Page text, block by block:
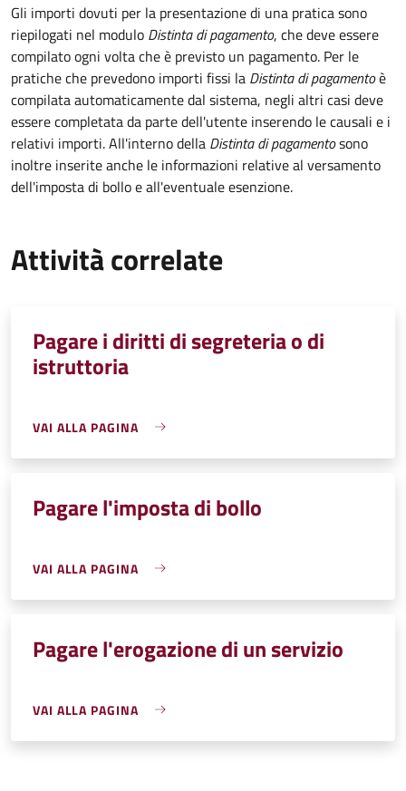
Gli importi dovuti per la presentazione di una pratica sono
riepilogati nel modulo Distinta di pagamento, che deve essere
compilato ogni volta che è previsto un pagamento. Per le
pratiche che prevedono importi fissi la Distinta di pagamentoè
compilata automaticamente dal sistema, negli altri casi deve
essere completata da parte dell'utente inserendo le causali e i
relativi importi.All'interno della Distinta di pagamentosono
inoltre inserite anche le informazioni relative al versamento
dell'imposta di bollo e all'eventuale esenzione.
Attività correlate
Pagare i diritti di segreteria o di
istruttoria
VAI ALLA PAGINA
Pagare l'imposta di bollo
VAI ALLA PAGINA
Pagare l'erogazione di un servizio
VAI ALLA PAGINA